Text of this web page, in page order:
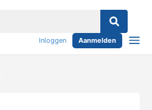
Inloggen Aanmelden